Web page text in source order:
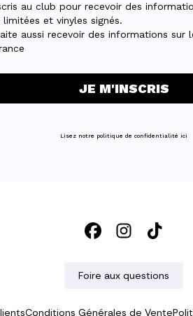
Foire aux questions
Conditions Générales de Vente